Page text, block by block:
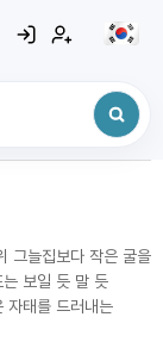
그늘집보다 작은 굴을
보일 듯 말 듯
자태를 드러내는